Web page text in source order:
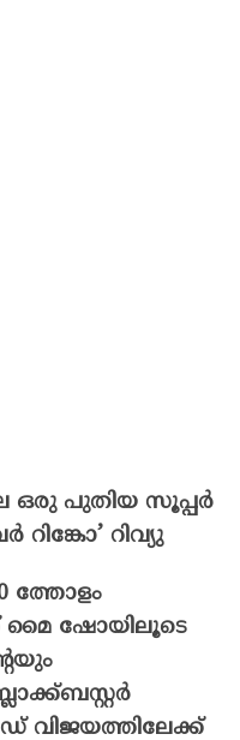
ഒരു പുതിയ സൂപ്പർ
റിങ്കോ’ റിവ്യു
ത്തോളം
മൈ ഷോയിലൂടെ
വിജയത്തിലേക്ക്